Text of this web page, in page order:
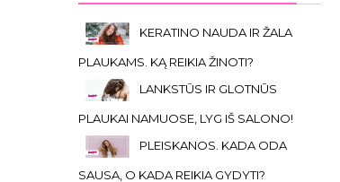
KERATINO NAUDA IR ŽALA
PLAUKAMS. KĄ REIKIA ŽINOTI?
LANKSTŪS IR GLOTNŪS
PLAUKAI NAMUOSE, LYG IŠ SALONO!
PLEISKANOS. KADA ODA
SAUSA, O KADA REIKIA GYDYTI?